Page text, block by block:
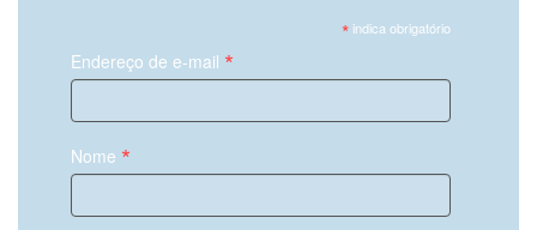
*indica obrigatório
Endereço de e-mail *
Nome *